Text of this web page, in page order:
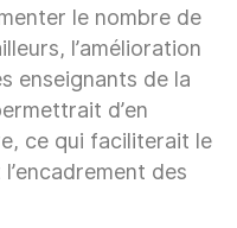
le nombre de
l’amélioration
enseignants de la
d’en
ce qui faciliterait le
des